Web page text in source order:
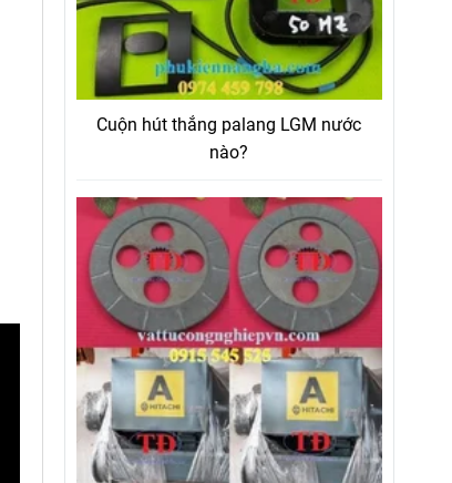
Cuộn hút thắng palang LGM nước
nào?